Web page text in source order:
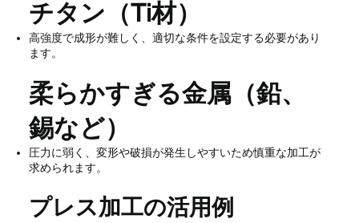
チタン（Ti材）
高強度で成形が難しく、適切な条件を設定する必要があり
ます。
柔らかすぎる金属（鉛、
錫など）
圧力に弱く、変形や破損が発生しやすいため慎重な加工が
求められます。
プレス加工の活用例